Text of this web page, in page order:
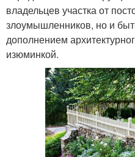
владельцев участка от
злоумышленников, но и
дополнением
изюминкой.